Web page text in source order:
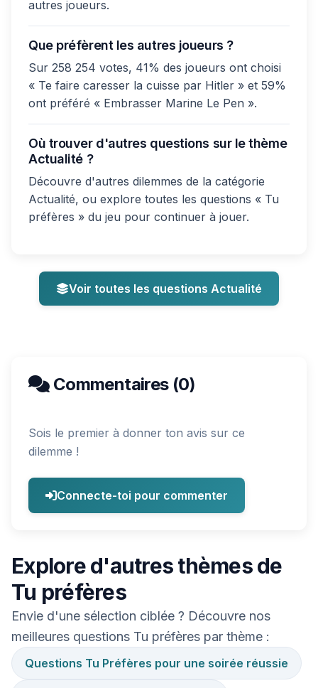
autres joueurs.
Que préfèrent les autres joueurs ?
Sur 258 254 votes, 41% des joueurs ont choisi
« Te faire caresser la cuisse par Hitler » et 59%
ont préféré « Embrasser Marine Le Pen ».
Où trouver d'autres questions sur le thème
Actualité ?
Découvre d'autres dilemmes de la catégorie
Actualité, ou explore toutes les questions « Tu
préfères » du jeu pour continuer à jouer.
Voir toutes les questions Actualité
Commentaires (0)
Sois le premier à donner ton avis sur ce
dilemme !
Connecte-toi pour commenter
Explore d'autres thèmes de
Tu préfères
Envie d'une sélection ciblée ? Découvre nos
meilleures questions Tu préfères par thème :
Questions Tu Préfères pour une soirée réussie